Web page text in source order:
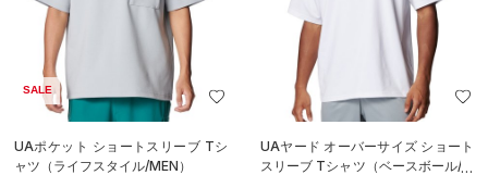
SALE
UAポケット ショートスリーブ Tシ
ャツ（ライフスタイル/MEN）
UAヤード オーバーサイズ ショート
スリーブ Tシャツ（ベースボール/M